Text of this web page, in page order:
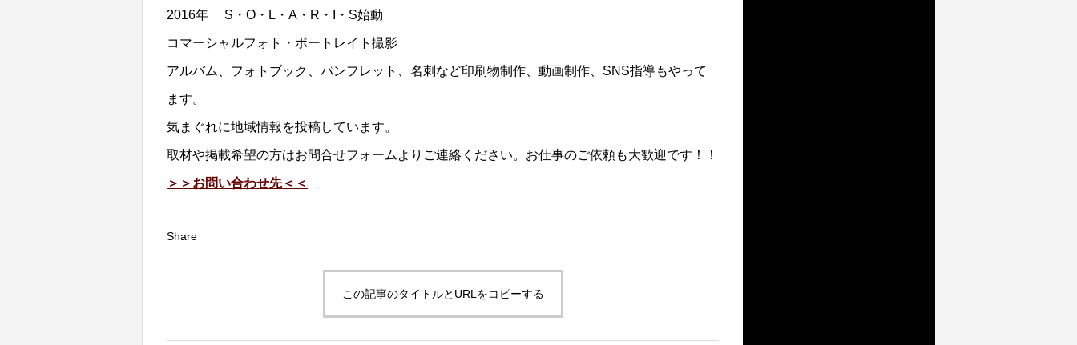
2016年 S・O・L・A・R・I・S始動
コマーシャルフォト・ポートレイト撮影
アルバム、フォトブック、パンフレット、名刺など印刷物制作、動画制作、SNS指導もやって
ます。
気まぐれに地域情報を投稿しています。
取材や掲載希望の方はお問合せフォームよりご連絡ください。お仕事のご依頼も大歓迎です！！
＞＞お問い合わせ先＜＜
Share
この記事のタイトルとURLをコピーする